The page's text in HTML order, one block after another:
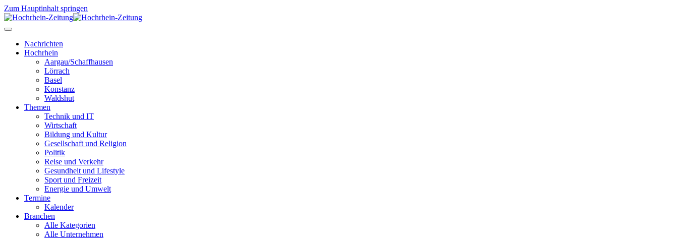
Zum Hauptinhalt springen
Nachrichten
Hochrhein
Aargau/Schaffhausen
Lörrach
Basel
Konstanz
Waldshut
Themen
Technik und IT
Wirtschaft
Bildung und Kultur
Gesellschaft und Religion
Politik
Reise und Verkehr
Gesundheit und Lifestyle
Sport und Freizeit
Energie und Umwelt
Termine
Kalender
Branchen
Alle Kategorien
Alle Unternehmen